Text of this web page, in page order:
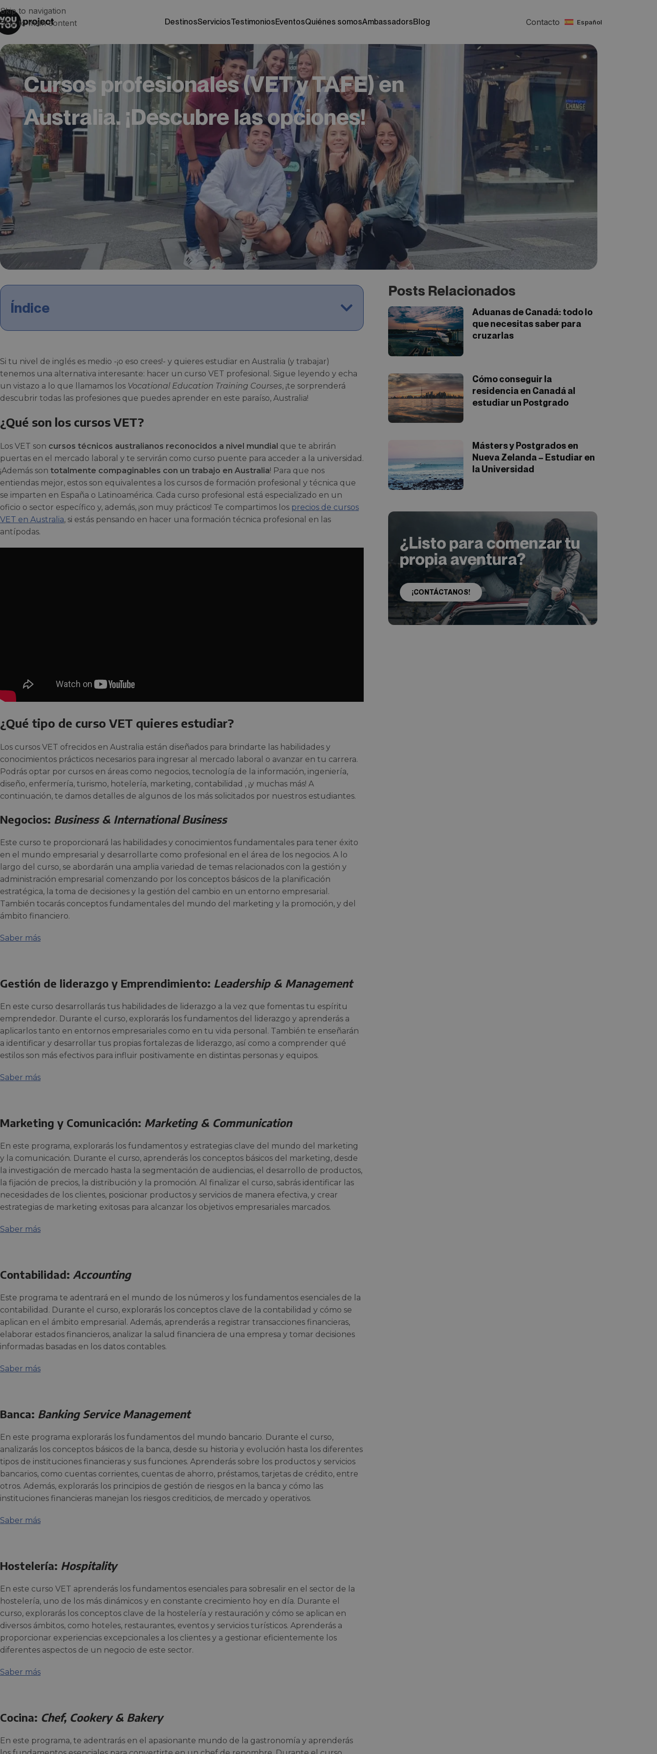
Skip to navigation
Skip to main content
destinos servicios testimonios eventos quiénes somos ambassadors blog Contacto español
Cursos profesionales (VET y TAFE) en
Australia. ¡Descubre las opciones!
Índice
Si tu nivel de inglés es medio -¡o eso crees!- y quieres estudiar en Australia (y trabajar)
tenemos una alternativa interesante: hacer un curso VET profesional. Sigue leyendo y echa
un vistazo a lo que llamamos los Vocational Education Training Courses, ¡te sorprenderá
descubrir todas las profesiones que puedes aprender en este paraíso, Australia!
¿Qué son los cursos VET?
Los VET son cursos técnicos australianos reconocidos a nivel mundial que te abrirán
puertas en el mercado laboral y te servirán como curso puente para acceder a la universidad.
¡Además son totalmente compaginables con un trabajo en Australia! Para que nos
entiendas mejor, estos son equivalentes a los cursos de formación profesional y técnica que
se imparten en España o Latinoamérica. Cada curso profesional está especializado en un
oficio o sector específico y, además, ¡son muy prácticos! Te compartimos los precios de cursos
VET en Australia, si estás pensando en hacer una formación técnica profesional en las
antípodas.
¿Qué tipo de curso VET quieres estudiar?
Los cursos VET ofrecidos en Australia están diseñados para brindarte las habilidades y
conocimientos prácticos necesarios para ingresar al mercado laboral o avanzar en tu carrera.
Podrás optar por cursos en áreas como negocios, tecnología de la información, ingeniería,
diseño, enfermería, turismo, hotelería, marketing, contabilidad , ¡y muchas más! A
continuación, te damos detalles de algunos de los más solicitados por nuestros estudiantes.
Negocios: Business & International Business
Este curso te proporcionará las habilidades y conocimientos fundamentales para tener éxito
en el mundo empresarial y desarrollarte como profesional en el área de los negocios. A lo
largo del curso, se abordarán una amplia variedad de temas relacionados con la gestión y
administración empresarial comenzando por los conceptos básicos de la planificación
estratégica, la toma de decisiones y la gestión del cambio en un entorno empresarial.
También tocarás conceptos fundamentales del mundo del marketing y la promoción, y del
ámbito financiero.
Saber más
Gestión de liderazgo y Emprendimiento: Leadership & Management
En este curso desarrollarás tus habilidades de liderazgo a la vez que fomentas tu espíritu
emprendedor. Durante el curso, explorarás los fundamentos del liderazgo y aprenderás a
aplicarlos tanto en entornos empresariales como en tu vida personal. También te enseñarán
a identificar y desarrollar tus propias fortalezas de liderazgo, así como a comprender qué
estilos son más efectivos para influir positivamente en distintas personas y equipos.
Saber más
Marketing y Comunicación: Marketing & Communication
En este programa, explorarás los fundamentos y estrategias clave del mundo del marketing
y la comunicación. Durante el curso, aprenderás los conceptos básicos del marketing, desde
la investigación de mercado hasta la segmentación de audiencias, el desarrollo de productos,
la fijación de precios, la distribución y la promoción. Al finalizar el curso, sabrás identificar las
necesidades de los clientes, posicionar productos y servicios de manera efectiva, y crear
estrategias de marketing exitosas para alcanzar los objetivos empresariales marcados.
Saber más
Contabilidad: Accounting
Este programa te adentrará en el mundo de los números y los fundamentos esenciales de la
contabilidad. Durante el curso, explorarás los conceptos clave de la contabilidad y cómo se
aplican en el ámbito empresarial. Además, aprenderás a registrar transacciones financieras,
elaborar estados financieros, analizar la salud financiera de una empresa y tomar decisiones
informadas basadas en los datos contables.
Saber más
Banca: Banking Service Management
En este programa explorarás los fundamentos del mundo bancario. Durante el curso,
analizarás los conceptos básicos de la banca, desde su historia y evolución hasta los diferentes
tipos de instituciones financieras y sus funciones. Aprenderás sobre los productos y servicios
bancarios, como cuentas corrientes, cuentas de ahorro, préstamos, tarjetas de crédito, entre
otros. Además, explorarás los principios de gestión de riesgos en la banca y cómo las
instituciones financieras manejan los riesgos crediticios, de mercado y operativos.
Saber más
Hostelería: Hospitality
En este curso VET aprenderás los fundamentos esenciales para sobresalir en el sector de la
hostelería, uno de los más dinámicos y en constante crecimiento hoy en día. Durante el
curso, explorarás los conceptos clave de la hostelería y restauración y cómo se aplican en
diversos ámbitos, como hoteles, restaurantes, eventos y servicios turísticos. Aprenderás a
proporcionar experiencias excepcionales a los clientes y a gestionar eficientemente los
diferentes aspectos de un negocio de este sector.
Saber más
Cocina: Chef, Cookery & Bakery
En este programa, te adentrarás en el apasionante mundo de la gastronomía y aprenderás
Posts Relacionados
Aduanas de Canadá: todo lo
que necesitas saber para
cruzarlas
Cómo conseguir la
residencia en Canadá al
estudiar un Postgrado
Másters y Postgrados en
Nueva Zelanda – Estudiar en
la Universidad
¿Listo para comenzar tu
propia aventura?
¡CONTÁCTANOS!